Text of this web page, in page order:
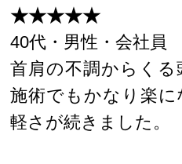
★★★★★
40代・男性・会社員
首肩の不調からくる
施術でもかなり楽
軽さが続きました。